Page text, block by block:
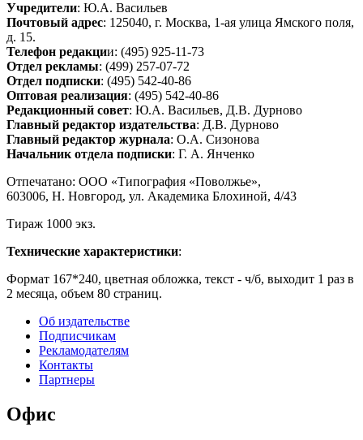
Учредители: Ю.А. Васильев
Почтовый адрес: 125040, г. Москва, 1-ая улица Ямского поля,
д. 15.
Телефон редакции: (495) 925-11-73
Отдел рекламы: (499) 257-07-72
Отдел подписки: (495) 542-40-86
Оптовая реализация: (495) 542-40-86
Редакционный совет: Ю.А. Васильев, Д.В. Дурново
Главный редактор издательства: Д.В. Дурново
Главный редактор журнала: О.А. Сизонова
Начальник отдела подписки: Г. А. Янченко
Отпечатано: ООО «Типография «Поволжье»,
603006, Н. Новгород, ул. Академика Блохиной, 4/43
Тираж 1000 экз.
Технические характеристики:
Формат 167*240, цветная обложка, текст - ч/б, выходит 1 раз в
2 месяца, объем 80 страниц.
Об издательстве
Подписчикам
Рекламодателям
Контакты
Партнеры
Офис